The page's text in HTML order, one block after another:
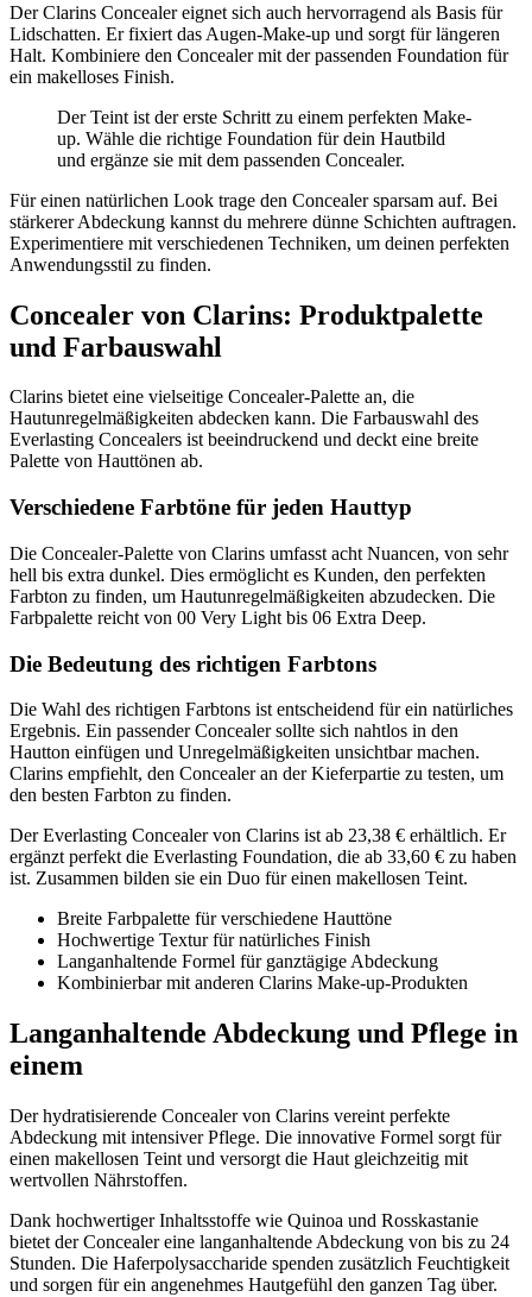
Der Clarins Concealer eignet sich auch hervorragend als Basis für
Lidschatten. Er fixiert das Augen-Make-up und sorgt für längeren
Halt. Kombiniere den Concealer mit der passenden Foundation für
ein makelloses Finish.
Der Teint ist der erste Schritt zu einem perfekten Make-
up. Wähle die richtige Foundation für dein Hautbild
und ergänze sie mit dem passenden Concealer.
Für einen natürlichen Look trage den Concealer sparsam auf. Bei
stärkerer Abdeckung kannst du mehrere dünne Schichten auftragen.
Experimentiere mit verschiedenen Techniken, um deinen perfekten
Anwendungsstil zu finden.
Concealer von Clarins: Produktpalette
und Farbauswahl
Clarins bietet eine vielseitige Concealer-Palette an, die
Hautunregelmäßigkeiten abdecken kann. Die Farbauswahl des
Everlasting Concealers ist beeindruckend und deckt eine breite
Palette von Hauttönen ab.
Verschiedene Farbtöne für jeden Hauttyp
Die Concealer-Palette von Clarins umfasst acht Nuancen, von sehr
hell bis extra dunkel. Dies ermöglicht es Kunden, den perfekten
Farbton zu finden, um Hautunregelmäßigkeiten abzudecken. Die
Farbpalette reicht von 00 Very Light bis 06 Extra Deep.
Die Bedeutung des richtigen Farbtons
Die Wahl des richtigen Farbtons ist entscheidend für ein natürliches
Ergebnis. Ein passender Concealer sollte sich nahtlos in den
Hautton einfügen und Unregelmäßigkeiten unsichtbar machen.
Clarins empfiehlt, den Concealer an der Kieferpartie zu testen, um
den besten Farbton zu finden.
Der Everlasting Concealer von Clarins ist ab 23,38 € erhältlich. Er
ergänzt perfekt die Everlasting Foundation, die ab 33,60 € zu haben
ist. Zusammen bilden sie ein Duo für einen makellosen Teint.
Breite Farbpalette für verschiedene Hauttöne
Hochwertige Textur für natürliches Finish
Langanhaltende Formel für ganztägige Abdeckung
Kombinierbar mit anderen Clarins Make-up-Produkten
Langanhaltende Abdeckung und Pflege in
einem
Der hydratisierende Concealer von Clarins vereint perfekte
Abdeckung mit intensiver Pflege. Die innovative Formel sorgt für
einen makellosen Teint und versorgt die Haut gleichzeitig mit
wertvollen Nährstoffen.
Dank hochwertiger Inhaltsstoffe wie Quinoa und Rosskastanie
bietet der Concealer eine langanhaltende Abdeckung von bis zu 24
Stunden. Die Haferpolysaccharide spenden zusätzlich Feuchtigkeit
und sorgen für ein angenehmes Hautgefühl den ganzen Tag über.